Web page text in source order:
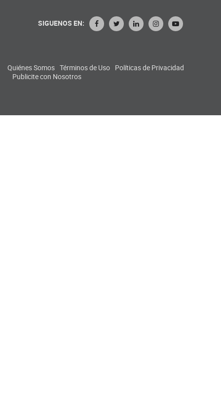
SIGUENOS EN:
Quiénes Somos Términos de Uso Políticas de Privacidad
Publicite con Nosotros